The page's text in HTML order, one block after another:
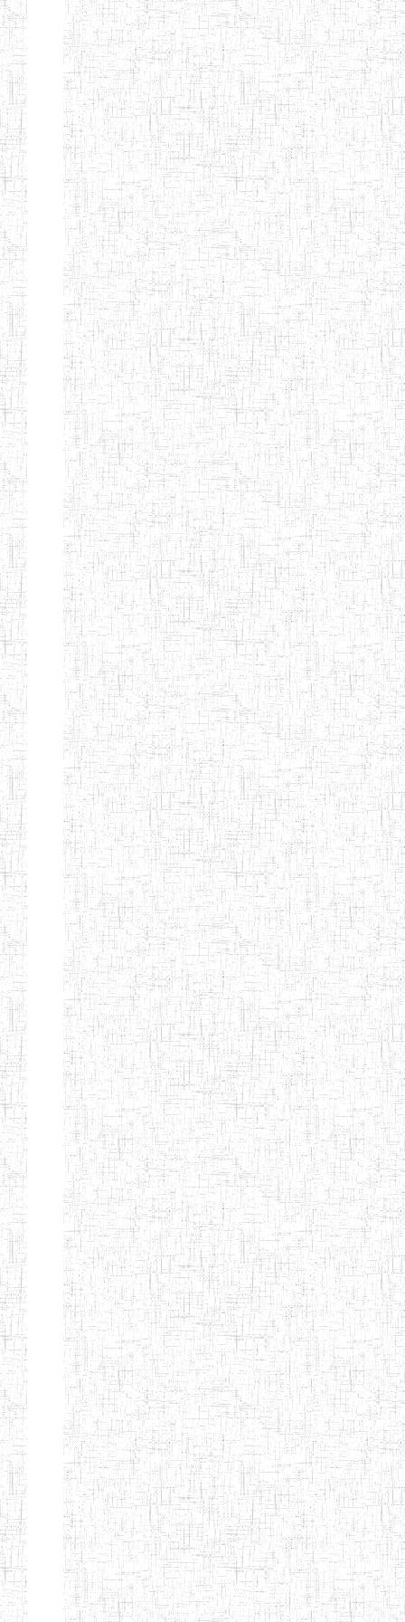
Afficher Page 9 sur 13 Total: 307
Début Préc. 4 5 6 7 8
9
13
Suivant Fin
ENIEG
MODERNE
SAINTE MARIE
04/08/2010 ENIEG
ENIEG PRIVEE
BILINGUE LES
BOSONS
04/08/2010 ENIEG
ENIEG BILINGUE
LE NORMALIEN
CITOYEN
01/08/2014 ENIEG
ENIEG BILINGUE
CLAIRE
FONTAINE
03/10/2012 ENIEG
ENIEG BILINGUE
LA COURONNE
25/06/2014 ENIEG
ENIET BILINGUE
LA
PERFORMANCE
06/01/2014 ENIET
ENIET PRIVEE
LES FERMIONS
25/07/2013 ENIET
ENIET PRIVEE DE
L'OUEST
17/04/2014 ENIET
ENIET LE
NORMALIEN
CITOYEN
30/10/2014 ENIET
ENIEG PRIVEE
L'ARCHE DES
PHOTONS
04/08/2010 ENIEG
ECOLE DE
FORMATION
DES
INSTITUTEURS
ST ANDRE
30/11/2004 ENIEG
ENIEG PRIVEE
LAIQUE
PEKEKUE
04/06/2015 ENIEG
Etablissements
d'enseignement
secondaire
technique